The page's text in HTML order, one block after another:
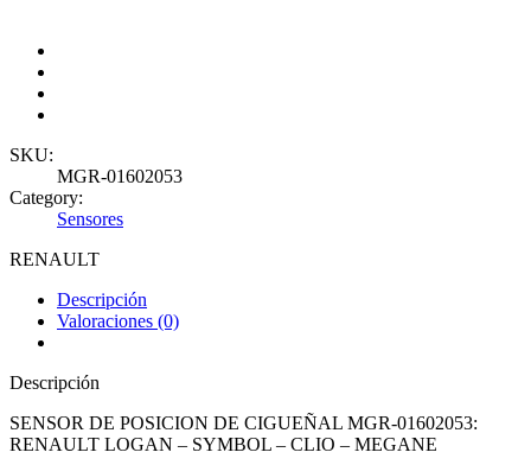
SKU:
MGR-01602053
Category:
Sensores
RENAULT
Descripción
Valoraciones (0)
Descripción
SENSOR DE POSICION DE CIGUEÑAL MGR-01602053:
RENAULT LOGAN – SYMBOL – CLIO – MEGANE